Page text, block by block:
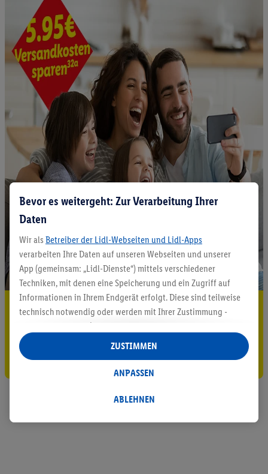
5.95 € Versand sparen³²ᵃ
Bevor es weitergeht: Zur Verarbeitung Ihrer
Daten
Wir als Betreiber der Lidl-Webseiten und Lidl-Apps
verarbeiten Ihre Daten auf unseren Webseiten und unserer
App (gemeinsam: „Lidl-Dienste“) mittels verschiedener
Techniken, mit denen eine Speicherung und ein Zugriff auf
Informationen in Ihrem Endgerät erfolgt. Diese sind teilweise
technisch notwendig oder werden mit Ihrer Zustimmung -
auch durch Partner (u.a.
Verantwortliche; im Zusammenhang mit dem IAB TCF
insgesamt
Statistik-Erstellung oder für personalisierte Werbung
Datenverarbeitungen für personalisierte Werbung werden
ABLEHNEN
ANPASSEN
ZUSTIMMEN